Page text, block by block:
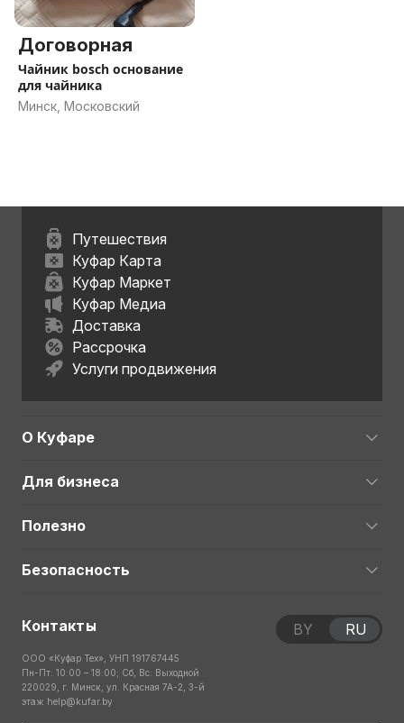
Договорная
Чайник bosch основание
для чайника
Минск, Московский
Путешествия
Куфар Карта
Куфар Маркет
Куфар Медиа
Доставка
Рассрочка
Услуги продвижения
О Куфаре
Для бизнеса
Полезно
Безопасность
Контакты
ООО «Куфар Тех», УНП 191767445
Пн-Пт: 10:00 – 18:00; Сб, Вс: Выходной
220029, г. Минск, ул. Красная 7А-2, 3-й
этаж help@kufar.by
BY RU